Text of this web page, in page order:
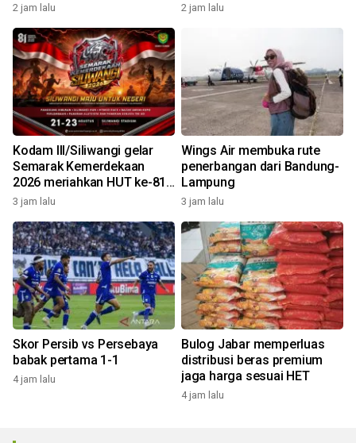
2 jam lalu 2 jam lalu
Kodam III/Siliwangi gelar
Semarak Kemerdekaan
2026 meriahkan HUT ke-81
RI
3 jam lalu
Wings Air membuka rute
penerbangan dari Bandung-
Lampung
3 jam lalu
Skor Persib vs Persebaya
babak pertama 1-1
4 jam lalu
Bulog Jabar memperluas
distribusi beras premium
jaga harga sesuai HET
4 jam lalu